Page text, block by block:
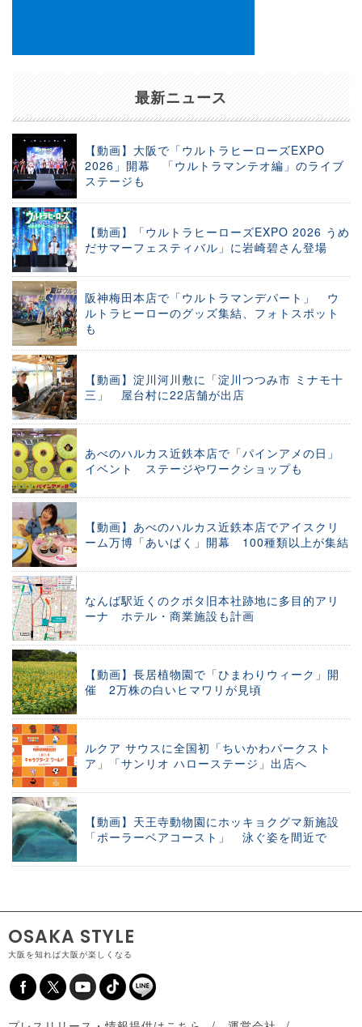
最新ニュース
【動画】大阪で「ウルトラヒーローズEXPO
2026」開幕 「ウルトラマンテオ編」のライブ
ステージも
【動画】「ウルトラヒーローズEXPO 2026 うめ
だサマーフェスティバル」に岩崎碧さん登場
阪神梅田本店で「ウルトラマンデパート」 ウ
ルトラヒーローのグッズ集結、フォトスポット
も
【動画】淀川河川敷に「淀川つつみ市 ミナモ十
三」 屋台村に22店舗が出店
あべのハルカス近鉄本店で「パインアメの日」
イベント ステージやワークショップも
【動画】あべのハルカス近鉄本店でアイスクリ
ーム万博「あいぱく」開幕 100種類以上が集結
なんば駅近くのクボタ旧本社跡地に多目的アリ
ーナ ホテル・商業施設も計画
【動画】長居植物園で「ひまわりウィーク」開
催 2万株の白いヒマワリが見頃
ルクア サウスに全国初「ちいかわパークスト
ア」「サンリオ ハローステージ」出店へ
【動画】天王寺動物園にホッキョクグマ新施設
「ポーラーベアコースト」 泳ぐ姿を間近で
OSAKA STYLE
大阪を知れば大阪が楽しくなる